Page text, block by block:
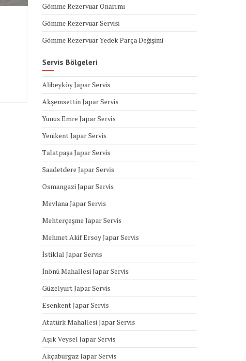
Gömme Rezervuar Onarımı
Gömme Rezervuar Servisi
Gömme Rezervuar Yedek Parça Değişimi
Servis Bölgeleri
Alibeyköy Japar Servis
Akşemsettin Japar Servis
Yunus Emre Japar Servis
Yenikent Japar Servis
Talatpaşa Japar Servis
Saadetdere Japar Servis
Osmangazi Japar Servis
Mevlana Japar Servis
Mehterçeşme Japar Servis
Mehmet Akif Ersoy Japar Servis
İstiklal Japar Servis
İnönü Mahallesi Japar Servis
Güzelyurt Japar Servis
Esenkent Japar Servis
Atatürk Mahallesi Japar Servis
Aşık Veysel Japar Servis
Akçaburgaz Japar Servis